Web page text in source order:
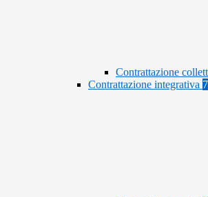
Contrattazione
Contrattazione integrativa 7